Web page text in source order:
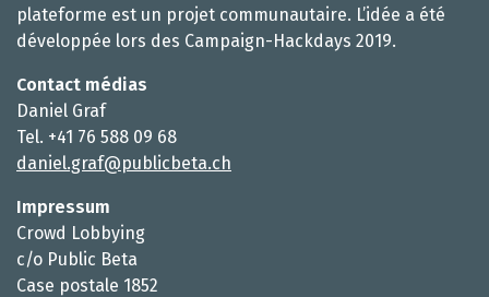
plateforme est un projet communautaire. L’idée a été
développée lors des Campaign-Hackdays 2019.
Contact médias
Daniel Graf
Tel. +41 76 588 09 68
daniel.graf@publicbeta.ch
Impressum
Crowd Lobbying
c/o Public Beta
Case postale 1852